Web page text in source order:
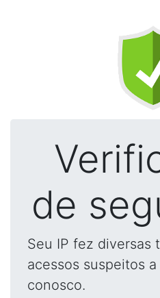
de
Seu IP fez diversas
acessos suspeitos
conosco.